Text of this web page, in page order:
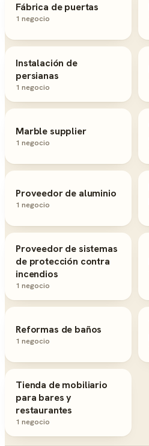
Fábrica de puertas
1 negocio
Instalación de
persianas
1 negocio
Marble supplier
1 negocio
Proveedor de aluminio
1 negocio
Proveedor de sistemas
de protección contra
incendios
1 negocio
Reformas de baños
1 negocio
Tienda de mobiliario
para bares y
restaurantes
1 negocio